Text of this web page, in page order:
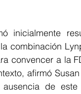
inicialmente
combinación
convencer a la
afirmó
de